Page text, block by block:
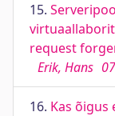
15.
request
Erik, Hans
16. Kas õigus